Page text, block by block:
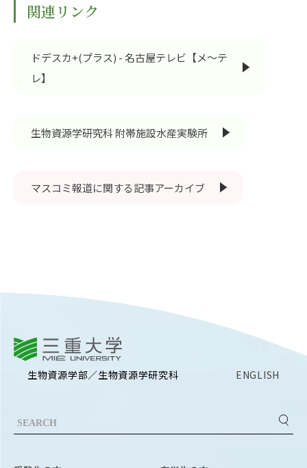
研究
CAMPUS LIFE
FACULTY
EVENTS
関連リンク
ドデスカ+(プラス) - 名古屋テレビ【メ～テ
レ】
生物資源学研究科 附帯施設水産実験所
マスコミ報道に関する記事アーカイブ
生物資源学部／生物資源学研究科 ENGLISH